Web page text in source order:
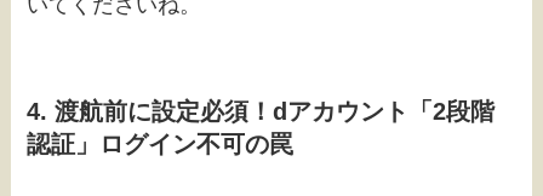
4. 渡航前に設定必須！dアカウント「2段階
認証」ログイン不可の罠